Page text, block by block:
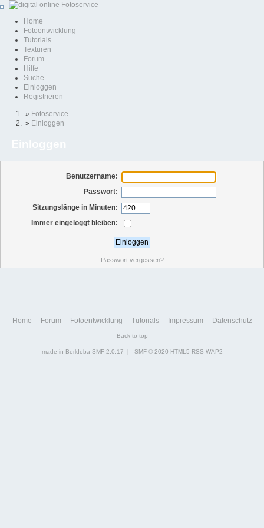
Home
Fotoentwicklung
Tutorials
Texturen
Forum
Hilfe
Suche
Einloggen
Registrieren
» Fotoservice
» Einloggen
Benutzername:
Passwort:
Sitzungslänge in Minuten:
Immer eingeloggt bleiben:
Passwort vergessen?
Home Forum Fotoentwicklung Tutorials Impressum Datenschutz
Back to top
made in Berldoba SMF 2.0.17 | SMF © 2020 HTML5 RSS WAP2